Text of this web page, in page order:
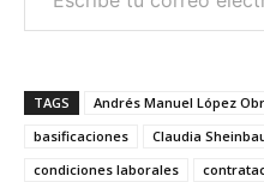
TAGS Andrés Manuel López
basificaciones
Claudia
condiciones laborales